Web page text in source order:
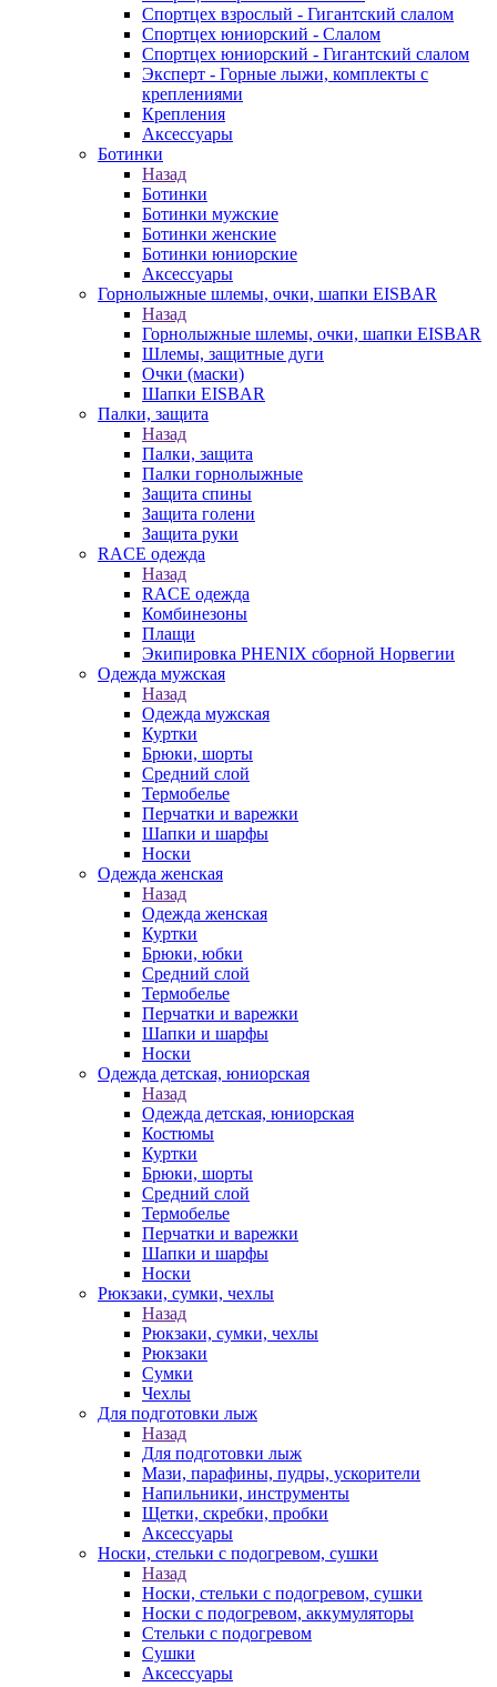
Спортцех взрослый - Гигантский слалом
Спортцех юниорский - Слалом
Спортцех юниорский - Гигантский слалом
Эксперт - Горные лыжи, комплекты с
креплениями
Крепления
Аксессуары
Ботинки
Назад
Ботинки
Ботинки мужские
Ботинки женские
Ботинки юниорские
Аксессуары
Горнолыжные шлемы, очки, шапки EISBAR
Назад
Горнолыжные шлемы, очки, шапки EISBAR
Шлемы, защитные дуги
Очки (маски)
Шапки EISBAR
Палки, защита
Назад
Палки, защита
Палки горнолыжные
Защита спины
Защита голени
Защита руки
RACE одежда
Назад
RACE одежда
Комбинезоны
Плащи
Экипировка PHENIX сборной Норвегии
Одежда мужская
Назад
Одежда мужская
Куртки
Брюки, шорты
Средний слой
Термобелье
Перчатки и варежки
Шапки и шарфы
Носки
Одежда женская
Назад
Одежда женская
Куртки
Брюки, юбки
Средний слой
Термобелье
Перчатки и варежки
Шапки и шарфы
Носки
Одежда детская, юниорская
Назад
Одежда детская, юниорская
Костюмы
Куртки
Брюки, шорты
Средний слой
Термобелье
Перчатки и варежки
Шапки и шарфы
Носки
Рюкзаки, сумки, чехлы
Назад
Рюкзаки, сумки, чехлы
Рюкзаки
Сумки
Чехлы
Для подготовки лыж
Назад
Для подготовки лыж
Мази, парафины, пудры, ускорители
Напильники, инструменты
Щетки, скребки, пробки
Аксессуары
Носки, стельки с подогревом, сушки
Назад
Носки, стельки с подогревом, сушки
Носки с подогревом, аккумуляторы
Стельки с подогревом
Сушки
Аксессуары